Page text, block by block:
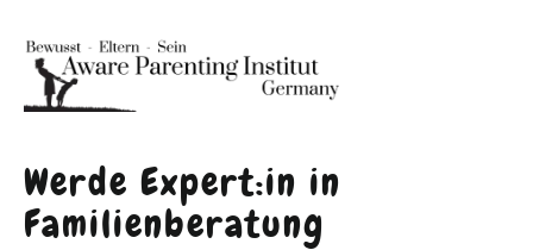
Werde Expert:in in
Familienberatung